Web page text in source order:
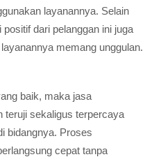
layanannya. Selain
dari pelanggan ini juga
memang unggulan.
baik, maka jasa
teruji sekaligus terpercaya
bidangnya. Proses
cepat tanpa